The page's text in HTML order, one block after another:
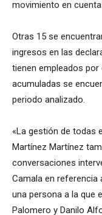
movimiento en
Otras 15 se
ingresos en las
tienen empleados
acumuladas se
periodo analizado.
«La gestión de todas
Martínez Martínez
conversaciones
Camala en referencia
una persona a la que
Palomero y Danilo